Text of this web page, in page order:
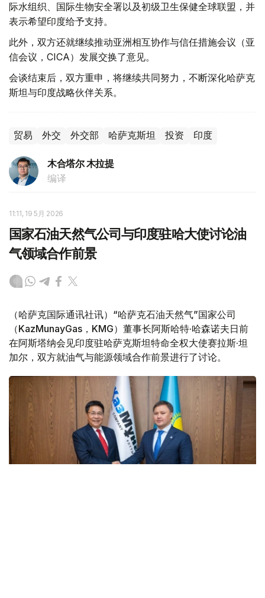
际水组织、国际生物安全署以及初级卫生保健全球联盟，并
表示希望印度给予支持。
此外，双方还就继续推动亚洲相互协作与信任措施会议（亚
信会议，CICA）发展交换了意见。
会谈结束后，双方重申，将继续共同努力，不断深化哈萨克
斯坦与印度战略伙伴关系。
贸易 外交 外交部 哈萨克斯坦 投资 印度
木合塔尔 木拉提
编译
11:11, 19 5月 2026
国家石油天然气公司与印度驻哈大使讨论油
气领域合作前景
（哈萨克国际通讯社讯）“哈萨克石油天然气”国家公司
（KazMunayGas，KMG）董事长阿斯哈特·哈森诺夫日前
在阿斯塔纳会见印度驻哈萨克斯坦特命全权大使赛拉斯·坦
加尔，双方就油气与能源领域合作前景进行了讨论。